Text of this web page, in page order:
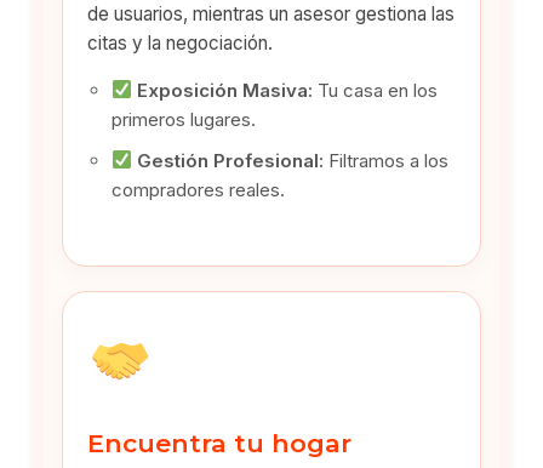
de usuarios, mientras un asesor gestiona las
citas y la negociación.
Exposición Masiva: Tu casa en los
primeros lugares.
Gestión Profesional: Filtramos a los
compradores reales.
Encuentra tu hogar